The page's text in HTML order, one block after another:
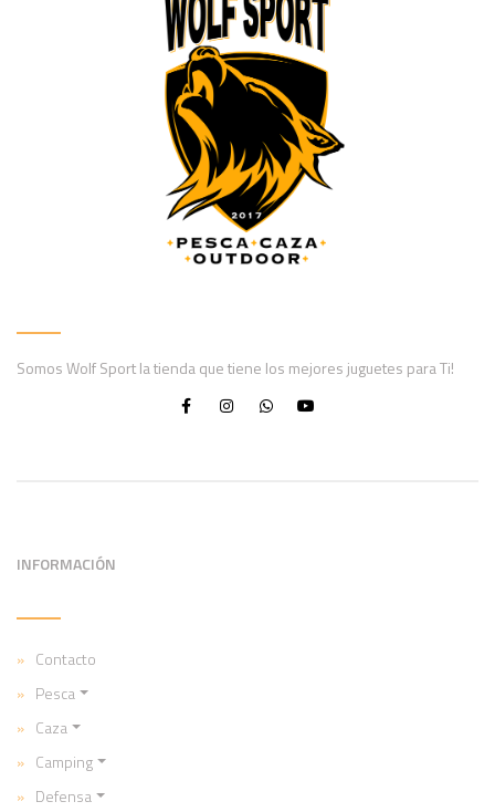
Somos Wolf Sport la tienda que tiene los mejores juguetes para Ti!
INFORMACIÓN
Contacto
Pesca
Caza
Camping
Defensa